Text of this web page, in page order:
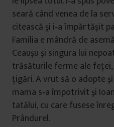
seară când venea de la
citească şi i‐a împărtăşit
Familia e mândră de
Ceauşu şi singura lui
trăsăturile ferme ale
ţigări. A vrut să o adopte
mama s‐a împotrivit şi
tatălui, cu care fusese
Prândurel.